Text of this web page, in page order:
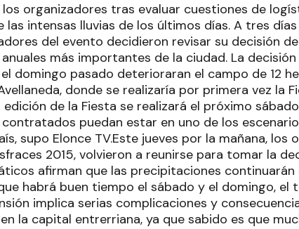
organizadores tras evaluar cuestiones de
las intensas lluvias de los últimos días. A tres
del evento decidieron revisar su decisión
más importantes de la ciudad. La
domingo pasado deterioraran el campo de 12
donde se realizaría por primera vez la
edición de la Fiesta se realizará el próximo
puedan estar en uno de los
supo Elonce TV.Este jueves por la mañana, los
2015, volvieron a reunirse para tomar la
afirman que las precipitaciones continuarán
habrá buen tiempo el sábado y el domingo, el
implica serias complicaciones y
la capital entrerriana, ya que sabido es que